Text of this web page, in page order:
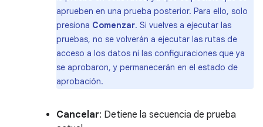
aprueben en una prueba posterior. Para ello, solo
presiona Comenzar. Si vuelves a ejecutar las
pruebas, no se volverán a ejecutar las rutas de
acceso a los datos ni las configuraciones que ya
se aprobaron, y permanecerán en el estado de
aprobación.
Cancelar: Detiene la secuencia de prueba